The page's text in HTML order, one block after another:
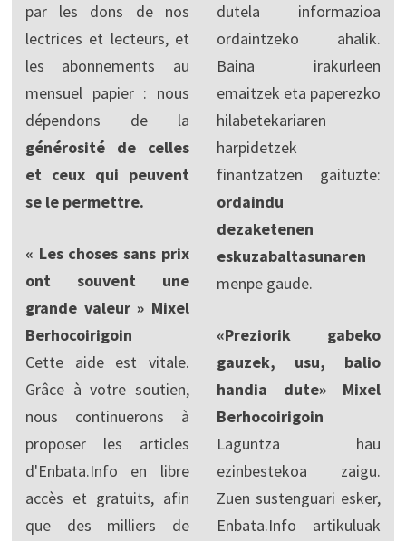
par les dons de nos
lectrices et lecteurs, et
les abonnements au
mensuel papier : nous
dépendons de la
générosité de celles
et ceux qui peuvent
se le permettre.
« Les choses sans prix
ont souvent une
grande valeur » Mixel
Berhocoirigoin
Cette aide est vitale.
Grâce à votre soutien,
nous continuerons à
proposer les articles
d'Enbata.Info en libre
accès et gratuits, afin
que des milliers de
dutela informazioa
ordaintzeko ahalik.
Baina irakurleen
emaitzek eta paperezko
hilabetekariaren
harpidetzek
finantzatzen gaituzte:
ordaindu
dezaketenen
eskuzabaltasunaren
menpe gaude.
«Preziorik gabeko
gauzek, usu, balio
handia dute» Mixel
Berhocoirigoin
Laguntza hau
ezinbestekoa zaigu.
Zuen sustenguari esker,
Enbata.Info artikuluak